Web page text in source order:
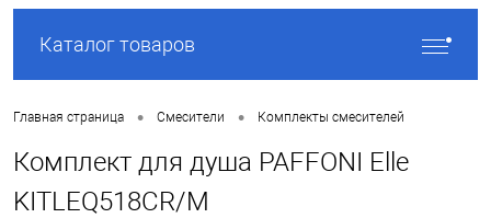
Каталог товаров
Главная страница • Смесители • Комплекты смесителей
Комплект для душа PAFFONI Elle
KITLEQ518CR/M